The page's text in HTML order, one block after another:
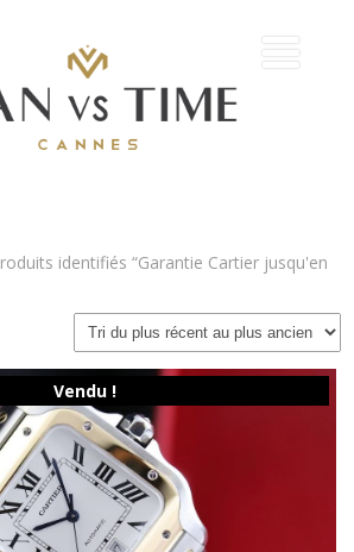
identifiés “Garantie Cartier jusqu'en
Vendu !